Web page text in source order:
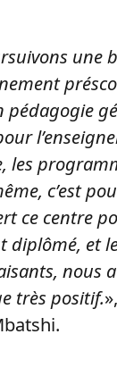
une
pédagogie
les
c’est
ce centre
diplômé, et
nous
très positif.